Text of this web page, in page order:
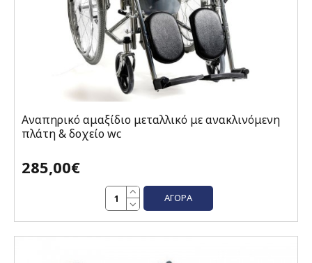
Αναπηρικό αμαξίδιο μεταλλικό με ανακλινόμενη
πλάτη & δοχείο wc
285,00€
ΑΓΟΡΆ